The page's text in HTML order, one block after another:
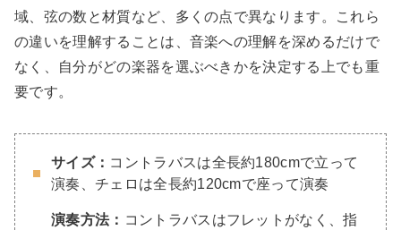
域、弦の数と材質など、多くの点で異なります。これら
の違いを理解することは、音楽への理解を深めるだけで
なく、自分がどの楽器を選ぶべきかを決定する上でも重
要です。
サイズ： コントラバスは全長約180cmで立って
演奏、チェロは全長約120cmで座って演奏
演奏方法： コントラバスはフレットがなく、指